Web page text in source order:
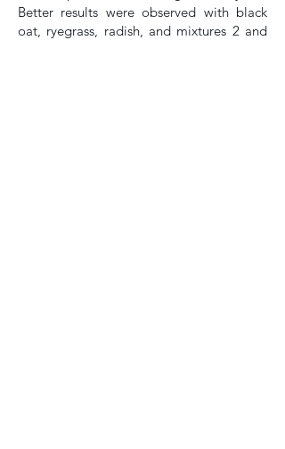
Better results were observed with black
oat, ryegrass, radish, and mixtures 2 and